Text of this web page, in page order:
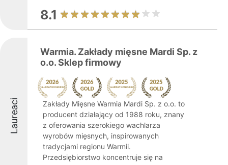
8.1
Laureaci
Warmia. Zakłady mięsne Mardi Sp. z
o.o. Sklep firmowy
Zakłady Mięsne Warmia Mardi Sp. z o.o. to
producent działający od 1988 roku, znany
z oferowania szerokiego wachlarza
wyrobów mięsnych, inspirowanych
tradycjami regionu Warmii.
Przedsiębiorstwo koncentruje się na